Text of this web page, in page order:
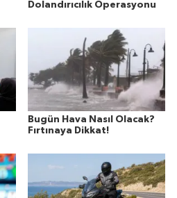
Dolandırıcılık Operasyonu
Bugün Hava Nasıl Olacak?
Fırtınaya Dikkat!